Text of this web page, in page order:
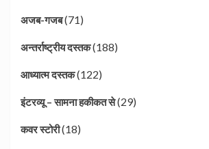
अजब-गजब(71)
अन्तर्राष्ट्रीय दस्तक(188)
आध्यात्म दस्तक(122)
इंटरव्यू – सामना हकीकत से(29)
कवर स्टोरी(18)